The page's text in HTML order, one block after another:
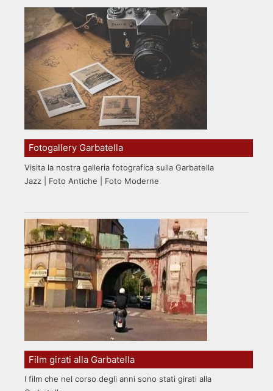
Fotogallery Garbatella
Visita la nostra galleria fotografica sulla Garbatella
Jazz | Foto Antiche | Foto Moderne
Film girati alla Garbatella
I film che nel corso degli anni sono stati girati alla